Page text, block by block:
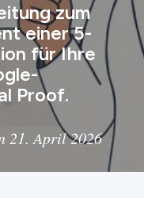
zum
einer 5-
für Ihre
Proof.
21. April 2026